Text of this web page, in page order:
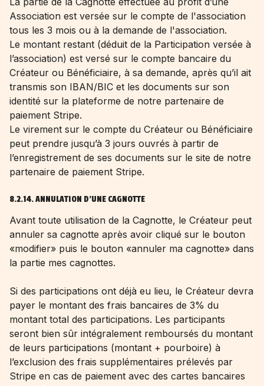
Association est versée sur le compte de l'association
tous les 3 mois ou à la demande de l'association.
Le montant restant (déduit de la Participation versée à
l’association) est versé sur le compte bancaire du
Créateur ou Bénéficiaire, à sa demande, après qu’il ait
transmis son IBAN/BIC et les documents sur son
identité sur la plateforme de notre partenaire de
paiement Stripe.
Le virement sur le compte du Créateur ou Bénéficiaire
peut prendre jusqu’à 3 jours ouvrés à partir de
l’enregistrement de ses documents sur le site de notre
partenaire de paiement Stripe.
8.2.14. ANNULATION D'UNE CAGNOTTE
Avant toute utilisation de la Cagnotte, le Créateur peut
annuler sa cagnotte après avoir cliqué sur le bouton
«modifier» puis le bouton «annuler ma cagnotte» dans
la partie mes cagnottes.
Si des participations ont déjà eu lieu, le Créateur devra
payer le montant des frais bancaires de 3% du
montant total des participations. Les participants
seront bien sûr intégralement remboursés du montant
de leurs participations (montant + pourboire) à
l’exclusion des frais supplémentaires prélevés par
Stripe en cas de paiement avec des cartes bancaires